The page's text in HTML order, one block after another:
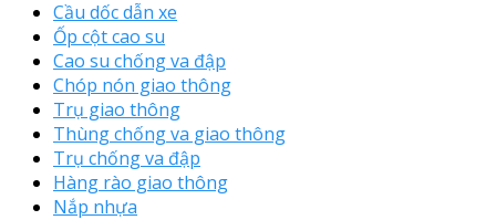
Cầu dốc dẫn xe
Ốp cột cao su
Cao su chống va đập
Chóp nón giao thông
Trụ giao thông
Thùng chống va giao thông
Trụ chống va đập
Hàng rào giao thông
Nắp nhựa